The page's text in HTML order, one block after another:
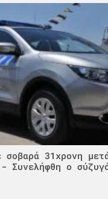
σοβαρά 31χρονη
Συνελήφθη ο